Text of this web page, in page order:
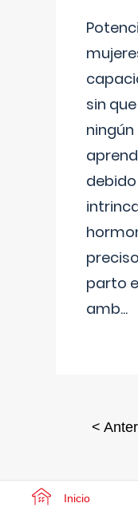
sin
parto
amb...
<
Inicio